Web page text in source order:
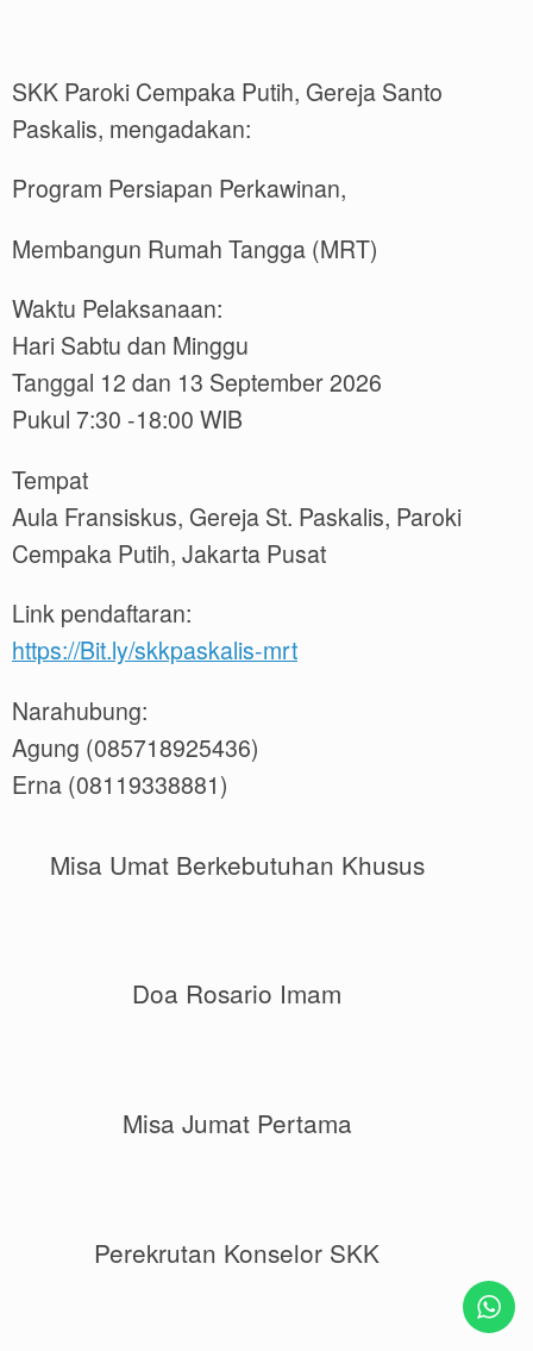
SKK Paroki Cempaka Putih, Gereja Santo
Paskalis, mengadakan:
Program Persiapan Perkawinan,
Membangun Rumah Tangga (MRT)
Waktu Pelaksanaan:
Hari Sabtu dan Minggu
Tanggal 12 dan 13 September 2026
Pukul 7:30 -18:00 WIB
Tempat
Aula Fransiskus, Gereja St. Paskalis, Paroki
Cempaka Putih, Jakarta Pusat
Link pendaftaran:
https://Bit.ly/skkpaskalis-mrt
Narahubung:
Agung (085718925436)
Erna (08119338881)
Misa Umat Berkebutuhan Khusus
Doa Rosario Imam
Misa Jumat Pertama
Perekrutan Konselor SKK